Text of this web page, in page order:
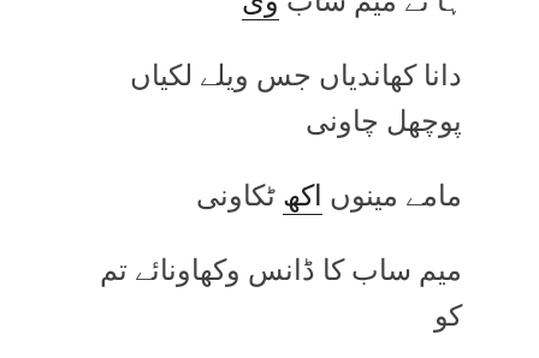
دانا کھاندیاں جس ویلے لکیاں
پوچھل چاونی
مامے مینوں اکھ ٹکاونی
میم ساب کا ڈانس وکھاونائے تم
کو